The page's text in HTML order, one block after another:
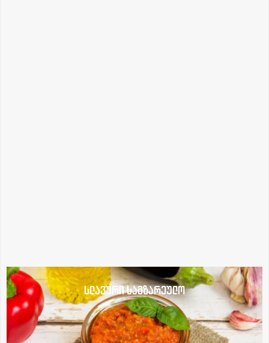
სლავური სამზარეულო